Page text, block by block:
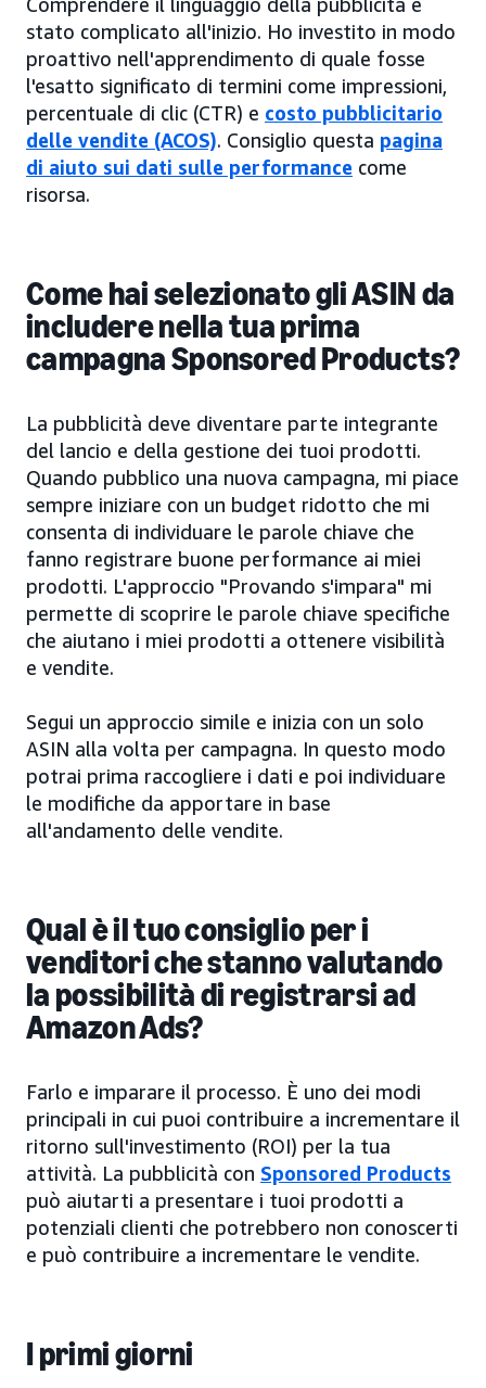
stato complicato all'inizio. Ho investito in modo
proattivo nell'apprendimento di quale fosse
l'esatto significato di termini come impressioni,
percentuale di clic (CTR) e costo pubblicitario
delle vendite (ACOS). Consiglio questa pagina
di aiuto sui dati sulle performance come
risorsa.
Come hai selezionato gli ASIN da
includere nella tua prima
campagna Sponsored Products?
La pubblicità deve diventare parte integrante
del lancio e della gestione dei tuoi prodotti.
Quando pubblico una nuova campagna, mi piace
sempre iniziare con un budget ridotto che mi
consenta di individuare le parole chiave che
fanno registrare buone performance ai miei
prodotti. L'approccio "Provando s'impara" mi
permette di scoprire le parole chiave specifiche
che aiutano i miei prodotti a ottenere visibilità
e vendite.
Segui un approccio simile e inizia con un solo
ASIN alla volta per campagna. In questo modo
potrai prima raccogliere i dati e poi individuare
le modifiche da apportare in base
all'andamento delle vendite.
Qual è il tuo consiglio per i
venditori che stanno valutando
la possibilità di registrarsi ad
Amazon Ads?
Farlo e imparare il processo. È uno dei modi
principali in cui puoi contribuire a incrementare il
ritorno sull'investimento (ROI) per la tua
attività. La pubblicità con Sponsored Products
può aiutarti a presentare i tuoi prodotti a
potenziali clienti che potrebbero non conoscerti
e può contribuire a incrementare le vendite.
I primi giorni